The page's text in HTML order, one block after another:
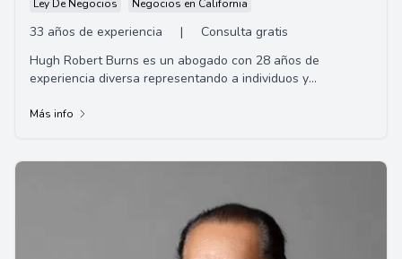
Ley De Negocios Negocios en California
33 años de experiencia |
Consulta gratis
Hugh Robert Burns es un abogado con 28 años de
experiencia diversa representando a individuos y
amplia experiencia en América Latina, posee habilidades
Más info